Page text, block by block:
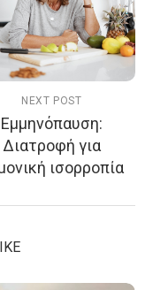
NEXT POST
Εμμηνόπαυση:
Διατροφή για
ισορροπία